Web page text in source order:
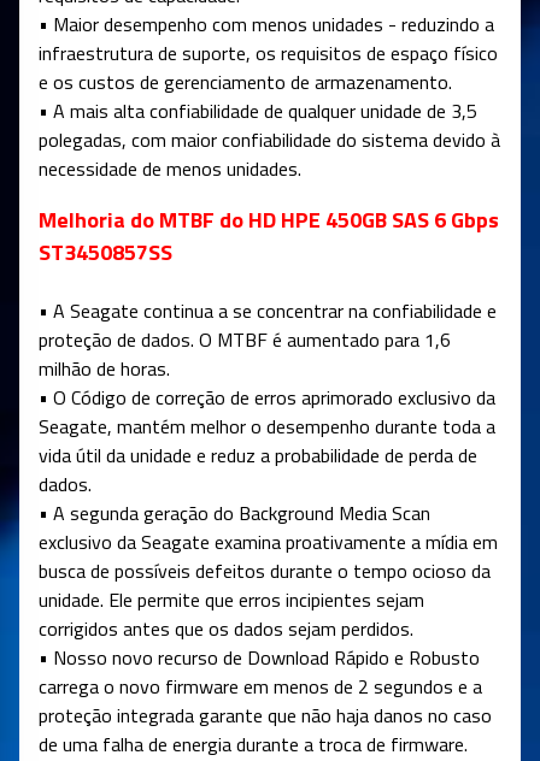
• Maior desempenho com menos unidades - reduzindo a
infraestrutura de suporte, os requisitos de espaço físico
e os custos de gerenciamento de armazenamento.
• A mais alta confiabilidade de qualquer unidade de 3,5
polegadas, com maior confiabilidade do sistema devido à
necessidade de menos unidades.
Melhoria do MTBF do HD HPE 450GB SAS 6 Gbps
ST3450857SS
• A Seagate continua a se concentrar na confiabilidade e
proteção de dados. O MTBF é aumentado para 1,6
milhão de horas.
• O Código de correção de erros aprimorado exclusivo da
Seagate, mantém melhor o desempenho durante toda a
vida útil da unidade e reduz a probabilidade de perda de
dados.
• A segunda geração do Background Media Scan
exclusivo da Seagate examina proativamente a mídia em
busca de possíveis defeitos durante o tempo ocioso da
unidade. Ele permite que erros incipientes sejam
corrigidos antes que os dados sejam perdidos.
• Nosso novo recurso de Download Rápido e Robusto
carrega o novo firmware em menos de 2 segundos e a
proteção integrada garante que não haja danos no caso
de uma falha de energia durante a troca de firmware.